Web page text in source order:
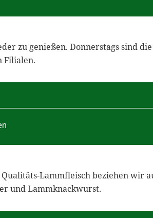
zu genießen. Donnerstags sind
Filialen.
Lammfleisch beziehen wir
und Lammknackwurst.